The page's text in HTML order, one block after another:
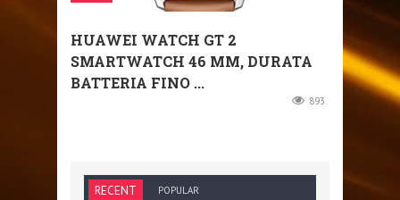
HUAWEI WATCH GT 2
SMARTWATCH 46 MM, DURATA
BATTERIA FINO ...
893
RECENT POPULAR